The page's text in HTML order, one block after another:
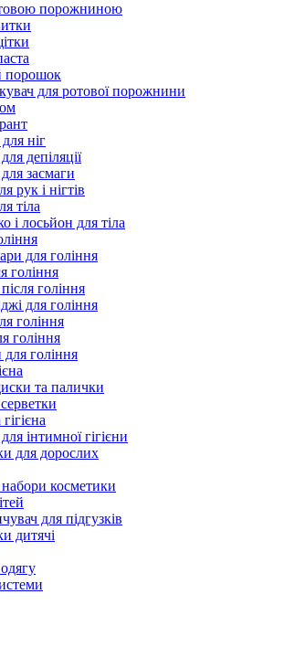
порожниною
порошок
для ротової порожнини
ніг
депіляції
засмаги
рук і нігтів
тіла
і лосьйон для тіла
для гоління
гоління
гоління
для гоління
гоління
гоління
гоління
та палички
інтимної гігієни
для дорослих
косметики
для підгузків
дитячі